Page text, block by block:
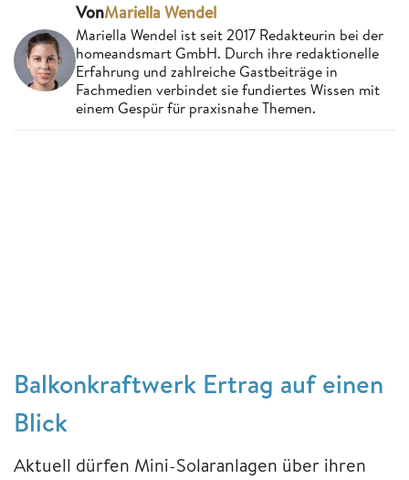
VonMariella Wendel
Mariella Wendel ist seit 2017 Redakteurin bei der
homeandsmart GmbH. Durch ihre redaktionelle
Erfahrung und zahlreiche Gastbeiträge in
Fachmedien verbindet sie fundiertes Wissen mit
einem Gespür für praxisnahe Themen.
Balkonkraftwerk Ertrag auf einen
Blick
Aktuell dürfen Mini-Solaranlagen über ihren